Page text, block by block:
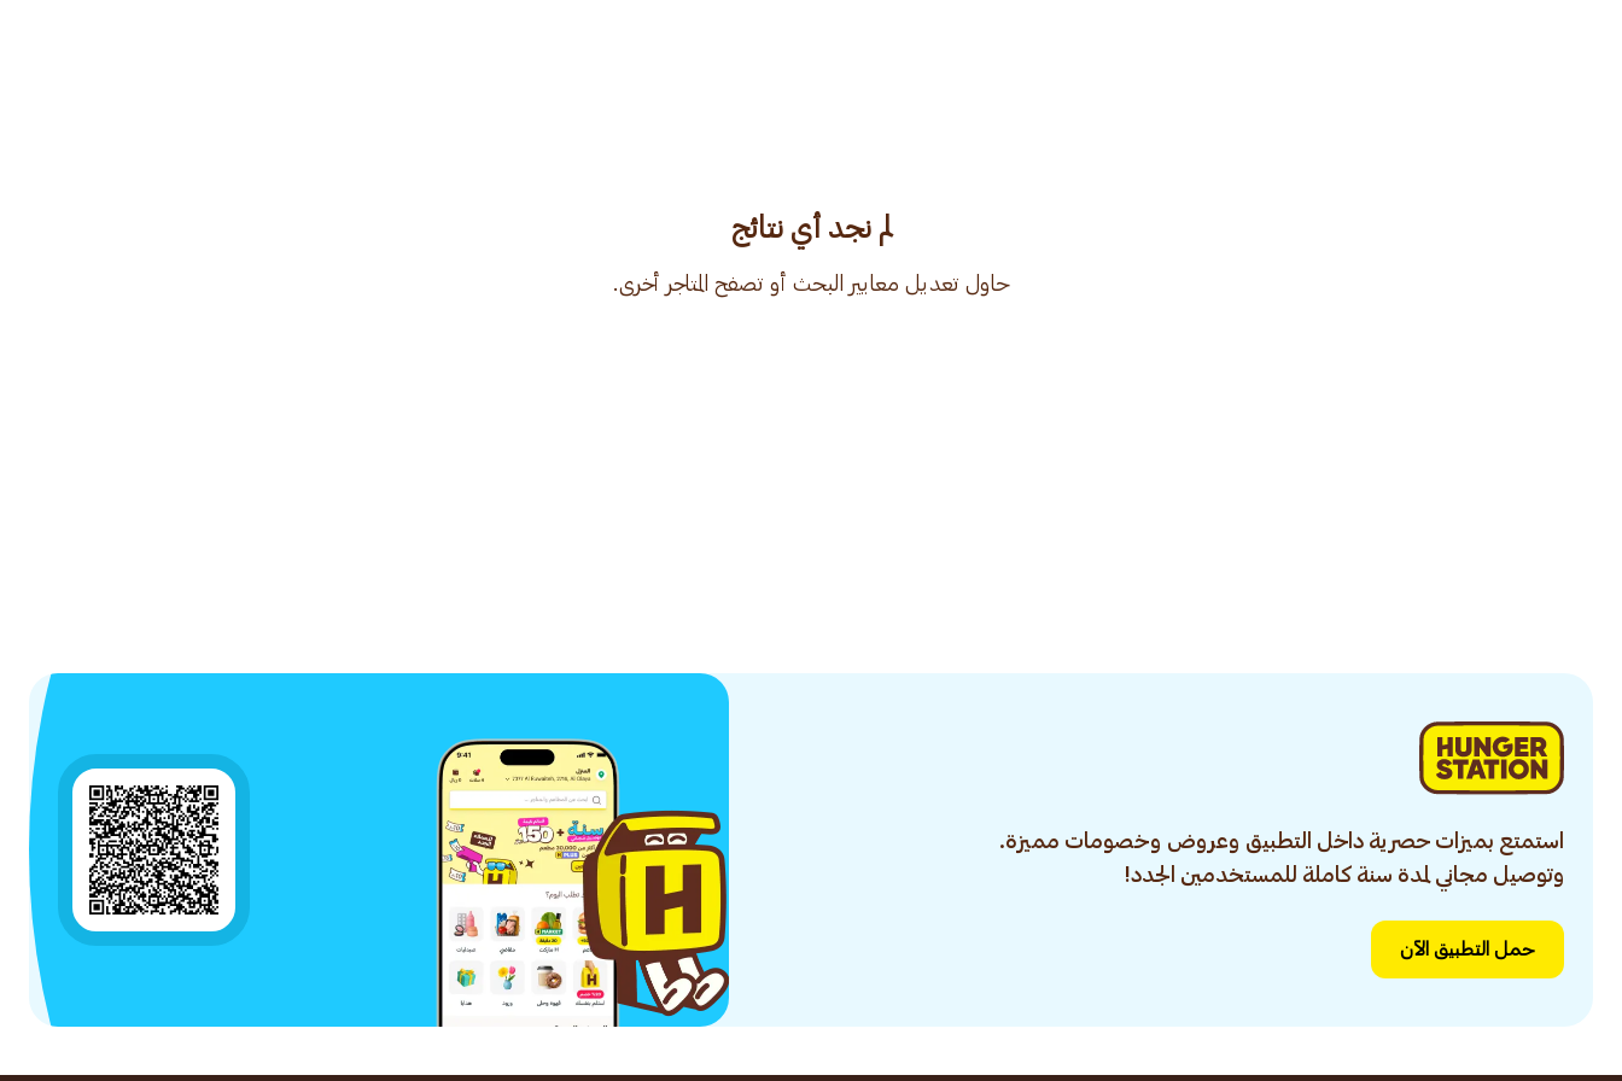
لم نجد أي نتائج
حاول تعديل معايير البحث أو تصفح المتاجر أخرى.
استمتع بميزات حصرية داخل التطبيق وعروض وخصومات مميزة.
وتوصيل مجاني لمدة سنة كاملة للمستخدمين الجدد!
حمل التطبيق الآن